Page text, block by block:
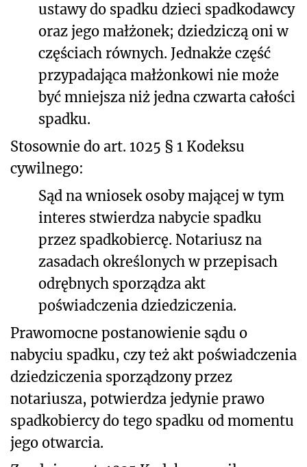
ustawy do spadku dzieci spadkodawcy
oraz jego małżonek; dziedziczą oni w
częściach równych. Jednakże część
przypadająca małżonkowi nie może
być mniejsza niż jedna czwarta całości
spadku.
Stosownie do art. 1025 § 1 Kodeksu
cywilnego:
Sąd na wniosek osoby mającej w tym
interes stwierdza nabycie spadku
przez spadkobiercę. Notariusz na
zasadach określonych w przepisach
odrębnych sporządza akt
poświadczenia dziedziczenia.
Prawomocne postanowienie sądu o
nabyciu spadku, czy też akt poświadczenia
dziedziczenia sporządzony przez
notariusza, potwierdza jedynie prawo
spadkobiercy do tego spadku od momentu
jego otwarcia.